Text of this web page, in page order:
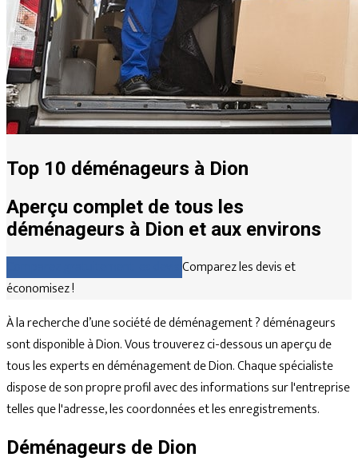
Top 10 déménageurs à Dion
Aperçu complet de tous les
déménageurs à Dion et aux environs
Comparez les devis et
économisez !
À la recherche d’une société de déménagement ? déménageurs
sont disponible à Dion. Vous trouverez ci-dessous un aperçu de
tous les experts en déménagement de Dion. Chaque spécialiste
dispose de son propre profil avec des informations sur l'entreprise
telles que l'adresse, les coordonnées et les enregistrements.
Déménageurs de Dion